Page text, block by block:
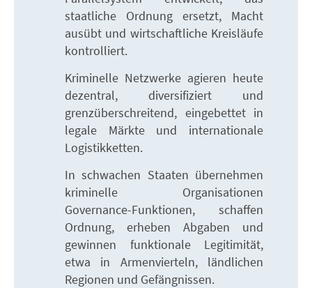
staatliche Ordnung ersetzt, Macht
ausübt und wirtschaftliche Kreisläufe
kontrolliert.
Kriminelle Netzwerke agieren heute
dezentral, diversifiziert und
grenzüberschreitend, eingebettet in
legale Märkte und internationale
Logistikketten.
In schwachen Staaten übernehmen
kriminelle Organisationen
Governance-Funktionen, schaffen
Ordnung, erheben Abgaben und
gewinnen funktionale Legitimität,
etwa in Armenvierteln, ländlichen
Regionen und Gefängnissen.